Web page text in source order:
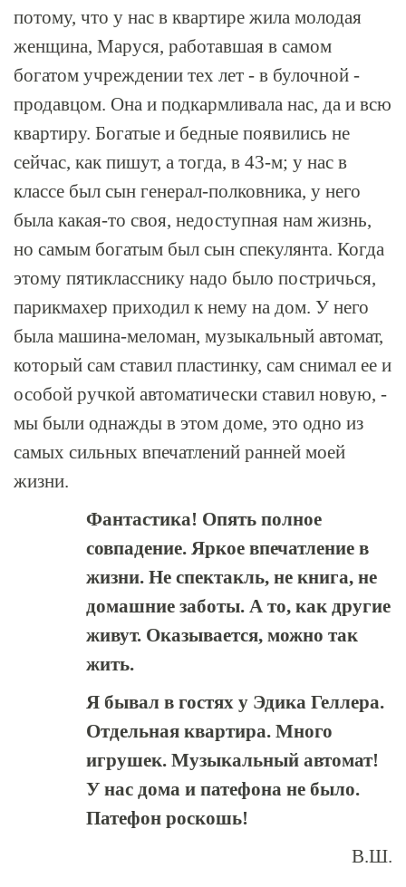
потому, что у нас в квартире жила молодая
женщина, Маруся, работавшая в самом
богатом учреждении тех лет - в булочной -
продавцом. Она и подкармливала нас, да и всю
квартиру. Богатые и бедные появились не
сейчас, как пишут, а тогда, в 43-м; у нас в
классе был сын генерал-полковника, у него
была какая-то своя, недоступная нам жизнь,
но самым богатым был сын спекулянта. Когда
этому пятикласснику надо было постричься,
парикмахер приходил к нему на дом. У него
была машина-меломан, музыкальный автомат,
который сам ставил пластинку, сам снимал ее и
особой ручкой автоматически ставил новую, -
мы были однажды в этом доме, это одно из
самых сильных впечатлений ранней моей
жизни.
Фантастика! Опять полное
совпадение. Яркое впечатление в
жизни. Не спектакль, не книга, не
домашние заботы. А то, как другие
живут. Оказывается, можно так
жить.
Я бывал в гостях у Эдика Геллера.
Отдельная квартира. Много
игрушек. Музыкальный автомат!
У нас дома и патефона не было.
Патефон роскошь!
В.Ш.